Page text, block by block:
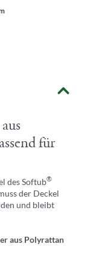
für
des Softub®
der Deckel
und bleibt
aus Polyrattan